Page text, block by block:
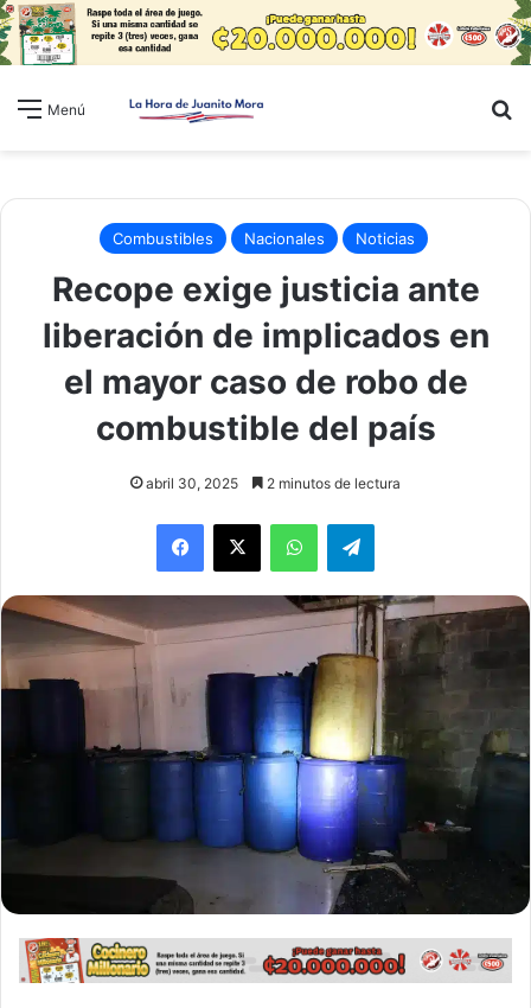
Menú
Combustibles Nacionales Noticias
Recope exige justicia ante
liberación de implicados en
el mayor caso de robo de
combustible del país
abril 30, 2025 2 minutos de lectura
WhatsAppTelegram